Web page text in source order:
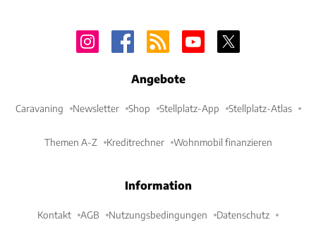
Angebote
Caravaning Newsletter Shop Stellplatz-App Stellplatz-Atlas
Themen A-Z Kreditrechner Wohnmobil finanzieren
Information
Kontakt AGB Nutzungsbedingungen Datenschutz